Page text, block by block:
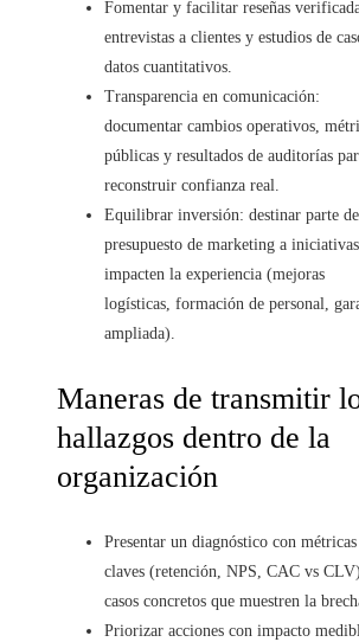
Fomentar y facilitar reseñas
entrevistas a clientes y estudios de
datos cuantitativos.
Transparencia en comunicación:
documentar cambios operativos,
públicas y resultados de auditorías
reconstruir confianza real.
Equilibrar inversión: destinar parte
presupuesto de marketing a
impacten la experiencia (mejoras
logísticas, formación de personal,
ampliada).
Maneras de transmitir
hallazgos dentro de la
organización
Presentar un diagnóstico con métricas
claves (retención, NPS, CAC vs
casos concretos que muestren la
Priorizar acciones con impacto